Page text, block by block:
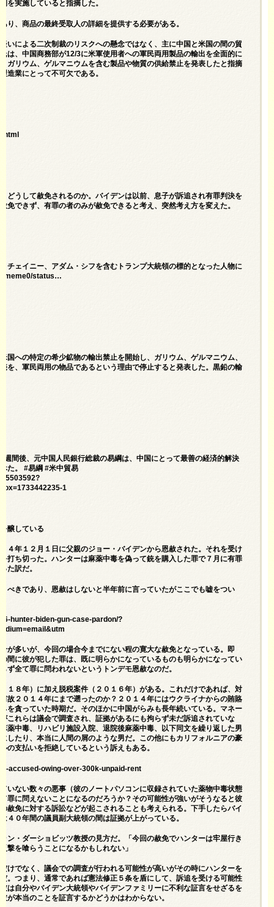
を実施していると指摘した。
り、商品の最終受取人の詳細を提供する必要がある。
いによる二次制裁のリスクへの懸念ではなく、主に中国と米国の間の貿
は、中国商務部が12/3に米軍使用者への軍民両用製品の輸出を全面的に
ガリウム、ゲルマニウムを含む製品や物質の供給禁止を発表したと指摘
造業にとって不可欠である。
どうして赦免されるのか。バイデンは以前、息子が訴追され有罪判決を
免できず、有罪の者のみが赦免できると考え、突然考え方を変えた。
チェイニー、アダム・シフを含むトランプ大統領の標的となった人物に
status…
国への特定の希少鉱物の輸出禁止を開始し、ガリウム、ゲルマニウム、
を、軍民両用の物品であるという理由で停止すると発表した。黒鉛の輸
間後、元中国人民銀行総裁の易綱は、中国にとって最善の経済的解決
た。 #易綱 #米中貿易
5503592?
1
醸している
４年１２月１日に父親のジョー・バイデンから恩赦された。それを受け
打ち切った。ハンターは麻薬中毒を偽って銃を購入した罪で７月に有罪
た訳だ。
べきであり、恩赦はしないと半年前に言っていたがここでも嘘をつい
hunter-biden-gun-case-pardon/?
が多いが、今回の場合今までにない程の寛大な赦免となっている。即
間に彼が犯した罪は、既に明らかになっているものも明らかになってい
ず全て罪に問われないというトンデモ恩赦なのだ。
１８年）に加え脱税案件（２０１６年）がある。これだけであれば、対
故２０１４年にまで遡ったのか？２０１４年にはウクライナからの賄賂
を貪っていた時期だ。そのほかに中国がらみも長年続いている。マネー
これらは議会で調査され、証拠があるにも拘らず未だ訴追されていな
薬中毒、リハビリ施設入院、退院後麻薬中毒、以下同文を繰り返した男
したり、本当に人間の屑のような男だ。この他にもカリフォルニアの豪
の支払いを拒絶しているという訴えもある。
accused-owing-over-300k-unpaid-rent
いない数々の悪事（彼のノートパソコンに収録されていた薬物中毒状態
罪に問えないことになるのだろうか？その可能性が強いがそうなると彼
赦免に対する訴訟などが起こされることも考えられる。下手したらバイ
４０年間の議員副大統領の間は証拠が上がっている。
ン・ダーショビッツ教授の見方だ。「今回の赦免でハンターは牢屋行き
撃を喰らうことになるかもしれない」
けでなく、議会での調査が行われる可能性が高いがその時にハンターを
。つまり、通常であれば憲法修正５条を盾にして、訴追を受ける可能性
は自分やバイデン大統領やバイデンファミリーに不利な証言をせざるを
が本当のことを証言するかどうかはわからない。